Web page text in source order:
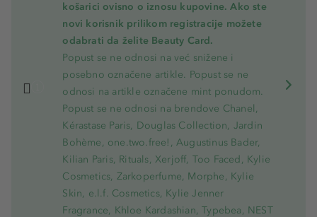
košarici ovisno o iznosu kupovine. Ako ste
novi korisnik prilikom registracije možete
odabrati da želite Beauty Card.
Popust se ne odnosi na već snižene i
posebno označene artikle. Popust se ne
odnosi na artikle označene mint ponudom.
Popust se ne odnosi na brendove Chanel,
Kérastase Paris, Douglas Collection, Jardin
Bohème, one.two.free!, Augustinus Bader,
Kilian Paris, Rituals, Xerjoff, Too Faced, Kylie
Cosmetics, Zarkoperfume, Morphe, Kylie
Skin, e.l.f. Cosmetics, Kylie Jenner
Fragrance, Khloe Kardashian, Typebea, NEST